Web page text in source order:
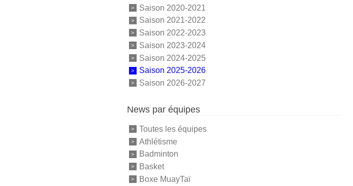
Saison 2020-2021
Saison 2021-2022
Saison 2022-2023
Saison 2023-2024
Saison 2024-2025
Saison 2025-2026
Saison 2026-2027
News par équipes
Toutes les équipes
Athlétisme
Badminton
Basket
Boxe MuayTaï